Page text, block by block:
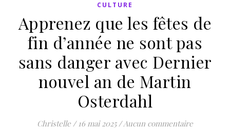
CULTURE
Apprenez que les fêtes de
fin d’année ne sont pas
sans danger avec Dernier
nouvel an de Martin
Osterdahl
Christelle / 16 mai 2025 /Aucun commentaire